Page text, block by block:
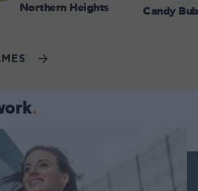
Northern Heights Candy